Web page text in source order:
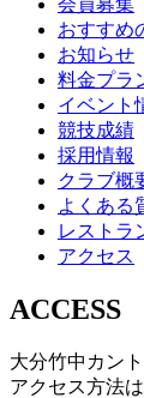
会員募集
おすすめ
お知らせ
料金プラ
イベント
競技成績
採用情報
クラブ概
よくある
レストラ
アクセス
ACCESS
大分竹中カン
アクセス方法